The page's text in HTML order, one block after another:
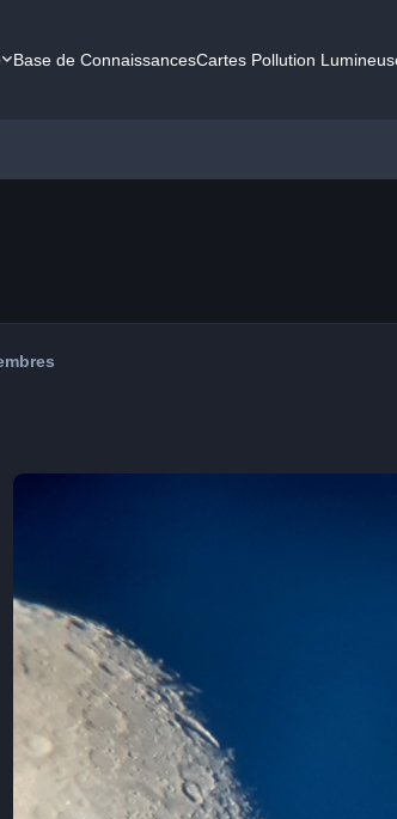
Base de ConnaissancesCartes Pollution